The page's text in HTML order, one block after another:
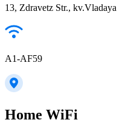
13, Zdravetz Str., kv.Vladaya
A1-AF59
Home WiFi